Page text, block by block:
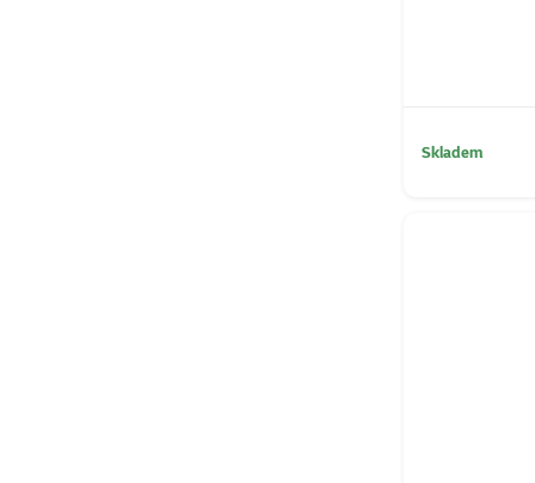
Skladem